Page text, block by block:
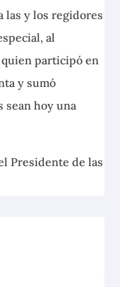
las y los regidores
al
quien participó en
y sumó
sean hoy una
Presidente de las